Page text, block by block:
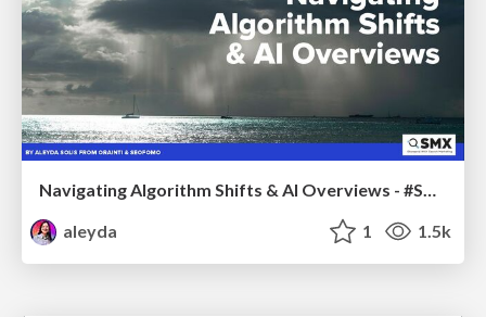
Navigating Algorithm Shifts & AI Overviews - #SMXNext
aleyda
1 1.5k